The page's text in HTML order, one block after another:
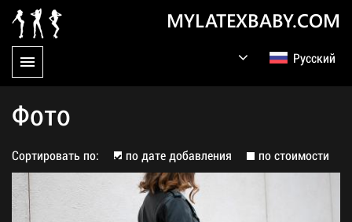
MYLATEXBABY.COM
Русский
Фото
Сортировать по: по дате добавления по стоимости